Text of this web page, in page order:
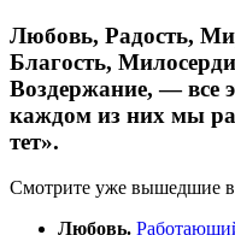
Любовь, Радость,
Благость,
Воздержание, — все
каждом из них мы
тет».
Смотрите уже вышедшие
Любовь.